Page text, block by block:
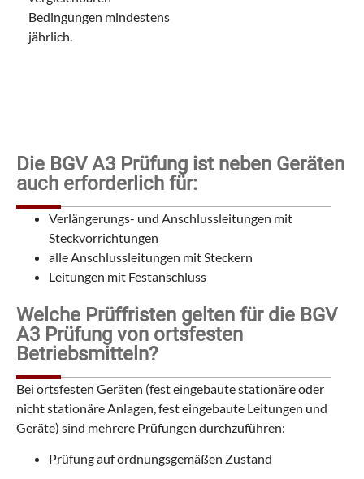
Bedingungen mindestens
jährlich.
Die BGV A3 Prüfung ist neben Geräten
auch erforderlich für:
Verlängerungs- und Anschlussleitungen mit
Steckvorrichtungen
alle Anschlussleitungen mit Steckern
Leitungen mit Festanschluss
Welche Prüffristen gelten für die BGV
A3 Prüfung von ortsfesten
Betriebsmitteln?
Bei ortsfesten Geräten (fest eingebaute stationäre oder
nicht stationäre Anlagen, fest eingebaute Leitungen und
Geräte) sind mehrere Prüfungen durchzuführen:
Prüfung auf ordnungsgemäßen Zustand